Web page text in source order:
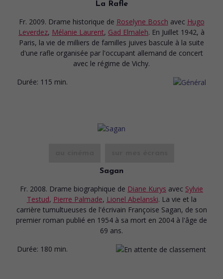
La Rafle
Fr. 2009. Drame historique de Roselyne Bosch avec Hugo
Leverdez, Mélanie Laurent, Gad Elmaleh. En Juillet 1942, à
Paris, la vie de milliers de familles juives bascule à la suite
d'une rafle organisée par l'occupant allemand de concert
avec le régime de Vichy.
Durée: 115 min.
Sagan
Fr. 2008. Drame biographique de Diane Kurys avec Sylvie
Testud, Pierre Palmade, Lionel Abelanski. La vie et la
carrière tumultueuses de l'écrivain Françoise Sagan, de son
premier roman publié en 1954 à sa mort en 2004 à l'âge de
69 ans.
Durée: 180 min.